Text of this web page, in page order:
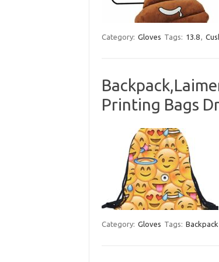
Category: Gloves Tags: 13.8,
Printing Bags
Category: Gloves Tags: Backpack